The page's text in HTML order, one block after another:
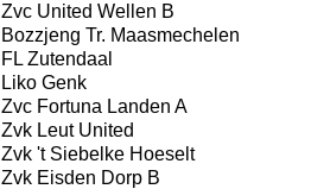
Zvc United Wellen B
Bozzjeng Tr. Maasmechelen
FL Zutendaal
Liko Genk
Zvc Fortuna Landen A
Zvk Leut United
Zvk 't Siebelke Hoeselt
Zvk Eisden Dorp B